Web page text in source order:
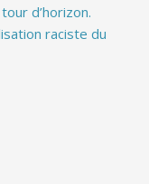
d’horizon.
raciste du